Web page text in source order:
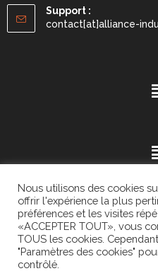
Support :
contact[at]alliance-
Mention légales - ©2021.
Nous utilisons des cookies
offrir l'expérience la plus
préférences et les visites
«ACCEPTER TOUT», vous
TOUS les cookies.
"Paramètres des cookies"
contrôlé.